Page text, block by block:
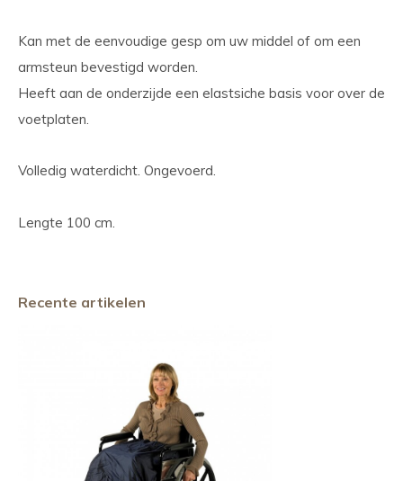
Kan met de eenvoudige gesp om uw middel of om een
armsteun bevestigd worden.
Heeft aan de onderzijde een elastsiche basis voor over de
voetplaten.
Volledig waterdicht. Ongevoerd.
Lengte 100 cm.
Recente artikelen